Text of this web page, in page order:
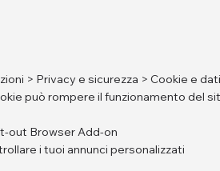
> Privacy e sicurezza > Cookie e
può rompere il funzionamento del
out Browser Add-on
i tuoi annunci personalizzati